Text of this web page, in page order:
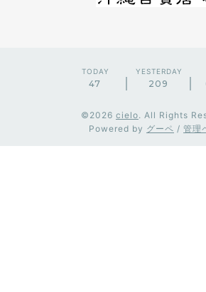
TODAY
47
YESTERDAY
209
©2026 cielo. All Rights
Powered by グーペ / 管理